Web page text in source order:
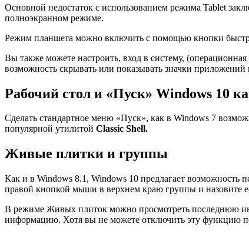
Основной недостаток с использованием режима Tablet
полноэкранном режиме.
Режим планшета можно включить с помощью кнопки
Вы также можете настроить, вход в систему,
возможность скрывать или показывать значки приложений
Рабочий стол и «Пуск» Windows 10
Сделать стандартное меню «Пуск», как в Windows 7
популярной утилитой Classic Shell.
Живые плитки и группы
Как и в Windows 8.1, Windows 10 предлагает
правой кнопкой мыши в верхнем краю группы и назовите
В режиме Живых плиток можно просмотреть последнюю
информацию. Хотя вы не можете отключить эту функцию